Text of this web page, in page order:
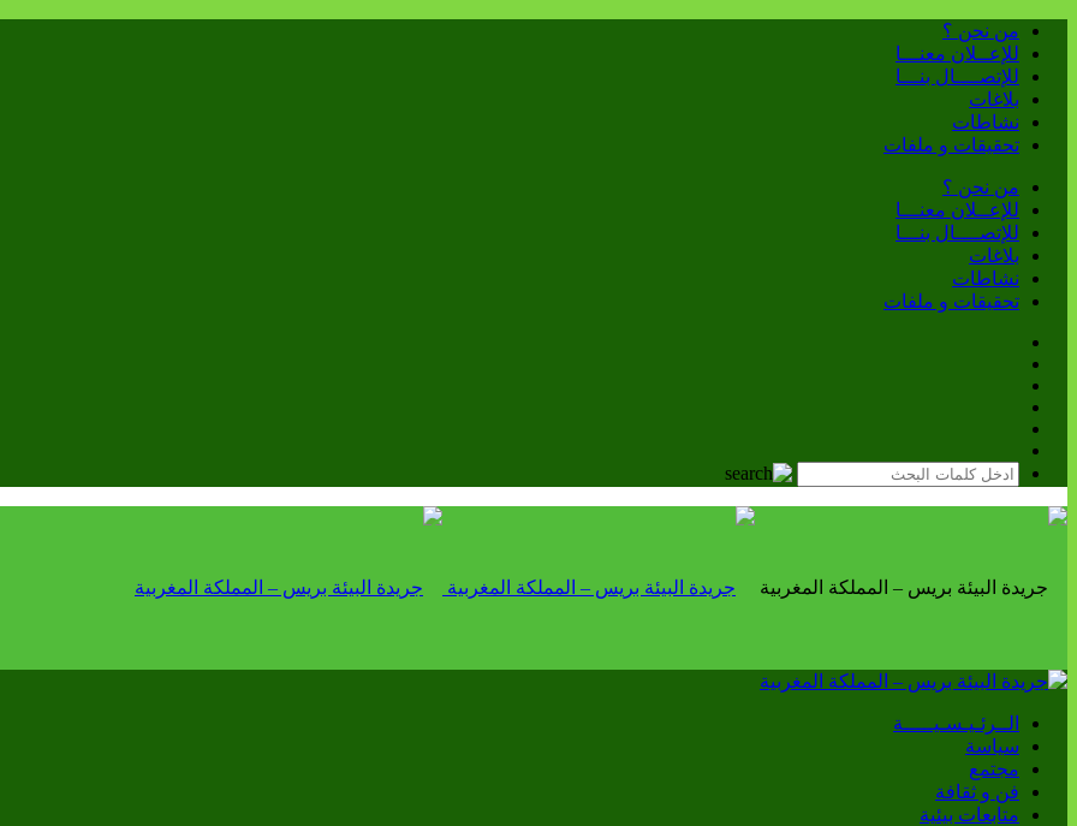
من نحن ؟
للإعــلان معنـــا
للإتصــــال بنـــا
بلاغات
نشاطات
تحقيقات و ملفات
من نحن ؟
للإعــلان معنـــا
للإتصــــال بنـــا
بلاغات
نشاطات
تحقيقات و ملفات
الــرئـيـسـيـــــة
سياسة
مجتمع
فن و ثقافة
متابعات بيئية